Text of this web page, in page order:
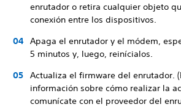
enrutador o retira cualquier objeto
conexión entre los dispositivos.
Apaga el enrutador y el módem,
5 minutos y, luego, reinícialos.
Actualiza el firmware del enrutador.
información sobre cómo realizar la
comunícate con el proveedor del